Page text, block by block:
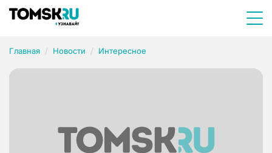
Главная Новости Интересное